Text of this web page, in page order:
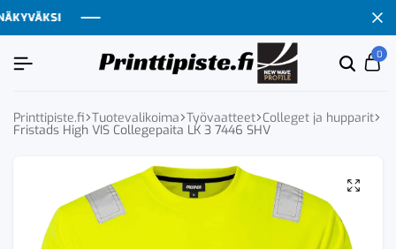
Etsi
0
Printtipiste.fi Tuotevalikoima Työvaatteet Colleget ja hupparit
Fristads High VIS Collegepaita LK 3 7446 SHV